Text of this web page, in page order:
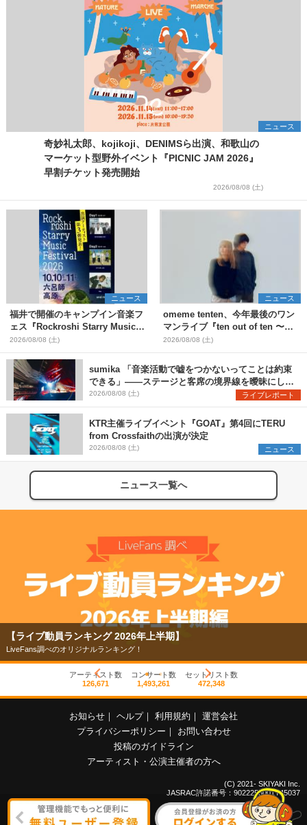
ニュース
奇妙礼太郎、kojikoji、DENIMSら出演、和歌山の
マーケット型野外イベント『PICNIC JAM 2026』
早割チケット発売開始
2026/08/08 (土)
ニュース
福井で開催のキャンプイン音楽フ
ェス『Rockroshi Starry Music
Festival 2026』第3弾出演者とし
てSCOOBIE DO、かりゆし58、
Reiを発表
2026/08/08 (土)
ニュース
omeme tenten、今年最後のワン
マンライブ『ten out of ten 〜
one man〜』を11月に開催決定
2026/08/08 (土)
sumika 「音楽活動で嘘をつかないってことは約束
できる」――ステージと客席の境界線を曖昧にし
た、ツアーファイナル武道館公演レポート
2026/08/08 (土) ライブレポート
KTR主催ライブイベント『GOAT』第4回にTERU
from Crossfaithの出演が決定
2026/08/08 (土) ニュース
ニュース一覧へ
【ライブ動員ランキング 2026年上半期】
LiveFans調べのオリジナルランキング！
アーティスト数
126,671
コンサート数
1,493,261
セットリスト数
472,348
お知らせ ｜ ヘルプ｜ 利用規約 ｜ 運営会社
プライバシーポリシー ｜
お問い合わせ
投稿のガイドライン
アーティスト・公演主催者の方へ
(C) 2021- SKIYAKI Inc.
JASRAC許諾番号：9022255001Y45037